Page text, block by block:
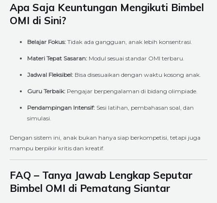
Apa Saja Keuntungan Mengikuti Bimbel
OMI di Sini?
Belajar Fokus: Tidak ada gangguan, anak lebih konsentrasi.
Materi Tepat Sasaran: Modul sesuai standar OMI terbaru.
Jadwal Fleksibel: Bisa disesuaikan dengan waktu kosong anak.
Guru Terbaik: Pengajar berpengalaman di bidang olimpiade.
Pendampingan Intensif: Sesi latihan, pembahasan soal, dan
simulasi.
Dengan sistem ini, anak bukan hanya siap berkompetisi, tetapi juga
mampu berpikir kritis dan kreatif.
FAQ – Tanya Jawab Lengkap Seputar
Bimbel OMI di Pematang Siantar